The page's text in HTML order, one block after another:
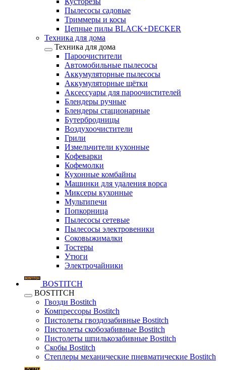
Пылесосы садовые
Триммеры и косы
Цепные пилы BLACK+DECKER
Техника для дома
Техника для дома
Пароочистители
Автомобильные пылесосы
Аккумуляторные пылесосы
Аккумуляторные щётки
Аксессуары для пароочистителей
Блендеры ручные
Блендеры стационарные
Бутербродницы
Воздухоочистители
Грили
Измельчители кухонные
Кофеварки
Кофемолки
Кухонные комбайны
Машинки для удаления ворса
Миксеры кухонные
Мультипечи
Попкорница
Пылесосы сетевые
Пылесосы электровеники
Соковыжималки
Тостеры
Утюги
Электрочайники
BOSTITCH
BOSTITCH
Гвозди Bostitch
Компрессоры Bostitch
Пистолеты гвоздозабивные Bostitch
Пистолеты скобозабивные Bostitch
Пистолеты шпилькозабивные Bostitch
Скобы Bostitch
Степлеры механические пневматические Bostitch